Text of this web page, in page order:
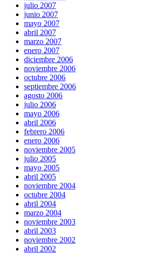
julio 2007
junio 2007
mayo 2007
abril 2007
marzo 2007
enero 2007
diciembre 2006
noviembre 2006
octubre 2006
septiembre 2006
agosto 2006
julio 2006
mayo 2006
abril 2006
febrero 2006
enero 2006
noviembre 2005
julio 2005
mayo 2005
abril 2005
noviembre 2004
octubre 2004
abril 2004
marzo 2004
noviembre 2003
abril 2003
noviembre 2002
abril 2002